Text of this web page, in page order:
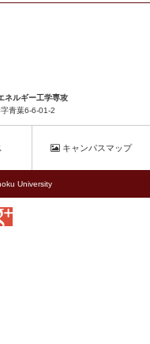
ネルギー工学専攻
青葉6-6-01-2
キャンパスマップ
University